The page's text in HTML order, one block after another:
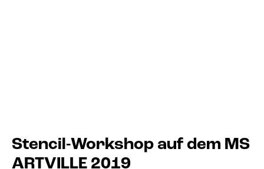
Stencil-Workshop auf dem MS
ARTVILLE 2019